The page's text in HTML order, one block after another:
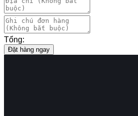
Tổng:
Đặt hàng ngay